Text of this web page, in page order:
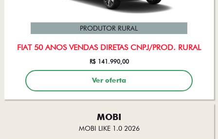
FIAT 50 ANOS VENDAS DIRETAS CNPJ/PROD. RURAL
PRODUTOR RURAL
R$ 141.990,00
Ver oferta
MOBI
MOBI LIKE 1.0 2026